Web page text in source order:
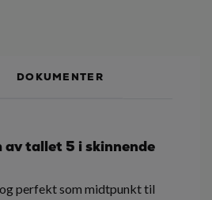
DOKUMENTER
tallet 5 i skinnende
perfekt som midtpunkt til